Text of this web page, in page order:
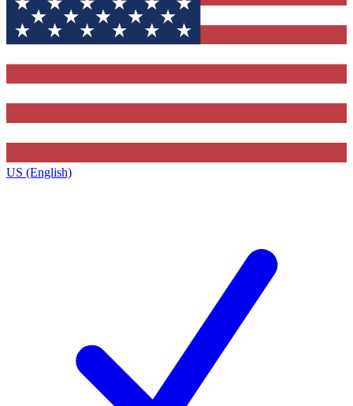
US (English)